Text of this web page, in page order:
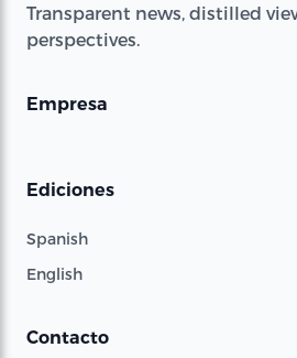
Transparent news, distilled
perspectives.
Empresa
Ediciones
Spanish
English
Contacto